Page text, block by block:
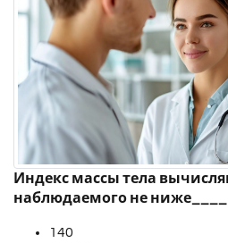
Индекс массы тела
наблюдаемого не
140